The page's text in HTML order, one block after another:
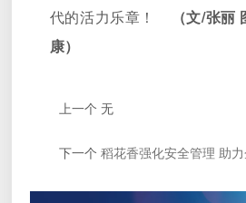
代的活力乐章！
（文/张
康）
上一个 无
下一个 稻花香强化安全管理 助